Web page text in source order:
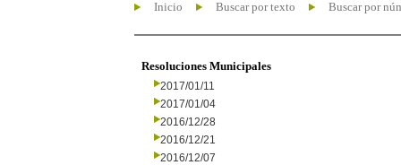
Inicio Buscar por texto Buscar por
Resoluciones Municipales
2017/01/11
2017/01/04
2016/12/28
2016/12/21
2016/12/07